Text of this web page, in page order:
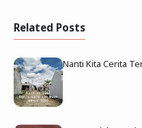
Related Posts
Nanti Kita Cerita